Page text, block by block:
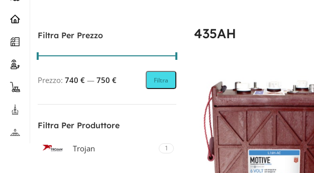
Filtra Per Prezzo
Filtra
Prezzo: 740 € — 750 €
Filtra Per Produttore
Trojan 1
435AH